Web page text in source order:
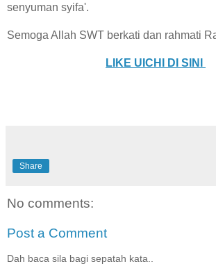
senyuman syifa'.
Semoga Allah SWT berkati dan rahmati
LIKE UICHI DI SINI
Share
No comments:
Post a Comment
Dah baca sila bagi sepatah kata..